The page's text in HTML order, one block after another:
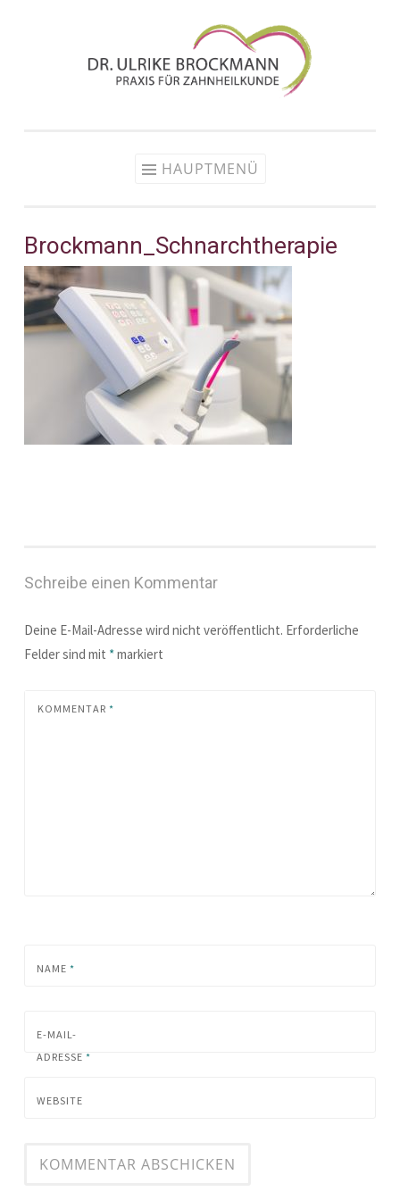
HAUPTMENÜ
Brockmann_Schnarchtherapie
Schreibe einen Kommentar
Deine E-Mail-Adresse wird nicht veröffentlicht. Erforderliche
Felder sind mit *markiert
KOMMENTAR *
NAME *
E-MAIL-
ADRESSE *
WEBSITE